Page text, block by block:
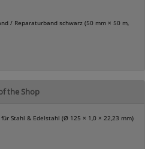
/ Reparaturband schwarz (50 mm × 50 m,
the Shop
Stahl & Edelstahl (Ø 125 × 1,0 × 22,23 mm)